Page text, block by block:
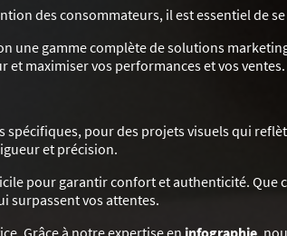
des consommateurs, il est essentiel de
une gamme complète de solutions
et maximiser vos performances et vos ventes.
pour des projets visuels qui
et précision.
pour garantir confort et authenticité. Que
surpassent vos attentes.